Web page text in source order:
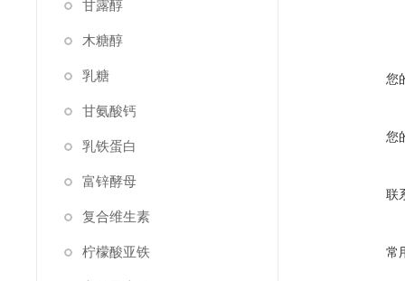
甘露醇
木糖醇
乳糖
甘氨酸钙
乳铁蛋白
富锌酵母
复合维生素
柠檬酸亚铁
您
您
联
常